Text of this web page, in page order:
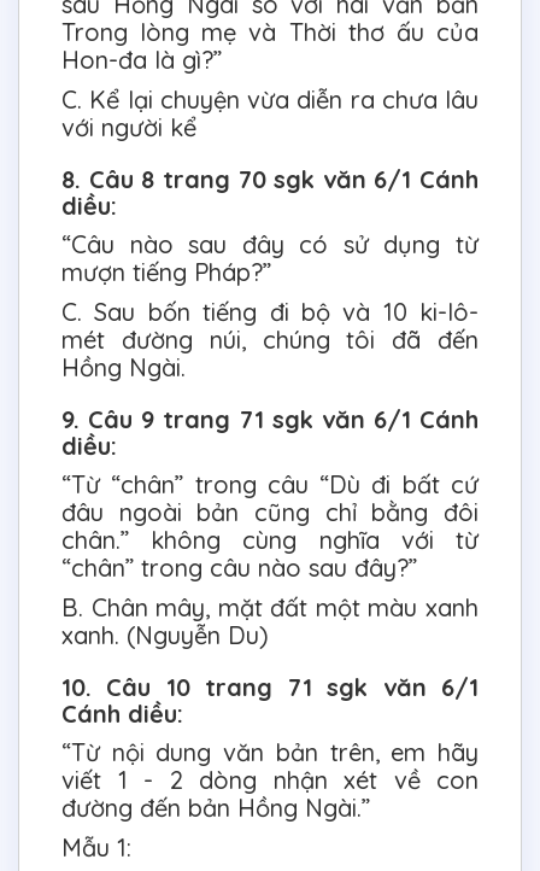
Trong lòng mẹ và Thời thơ ấu của
Hon-đa là gì?”
C. Kể lại chuyện vừa diễn ra chưa lâu
với người kể
8. Câu 8 trang 70 sgk văn 6/1 Cánh
diều:
“Câu nào sau đây có sử dụng từ
mượn tiếng Pháp?”
C. Sau bốn tiếng đi bộ và 10 ki-lô-
mét đường núi, chúng tôi đã đến
Hồng Ngài.
9. Câu 9 trang 71 sgk văn 6/1 Cánh
diều:
“Từ “chân” trong câu “Dù đi bất cứ
đâu ngoài bản cũng chỉ bằng đôi
chân.” không cùng nghĩa với từ
“chân” trong câu nào sau đây?”
B. Chân mây, mặt đất một màu xanh
xanh. (Nguyễn Du)
10. Câu 10 trang 71 sgk văn 6/1
Cánh diều:
“Từ nội dung văn bản trên, em hãy
viết 1 - 2 dòng nhận xét về con
đường đến bản Hồng Ngài.”
Mẫu 1: